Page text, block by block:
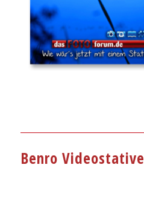
Benro Videostative